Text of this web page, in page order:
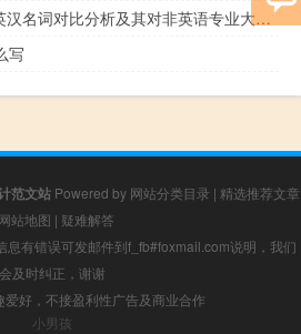
39200字硕士毕业论文英汉名词对比分析及其对非英语专业大学生汉英翻译的影响
写
范文站Powered by 网站分类目录 | 精选推荐文章
网站地图 | 疑难解答
息有错误可发邮件到f_fb#foxmail.com说明，我们
会及时纠正，谢谢
好，不接盈利性广告及商业合作
小男孩